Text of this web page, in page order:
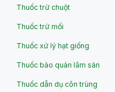
Thuốc trừ chuột
Thuốc trừ mối
Thuốc xử lý hạt giống
Thuốc bảo quản lâm sản
Thuốc dẫn dụ côn trùng